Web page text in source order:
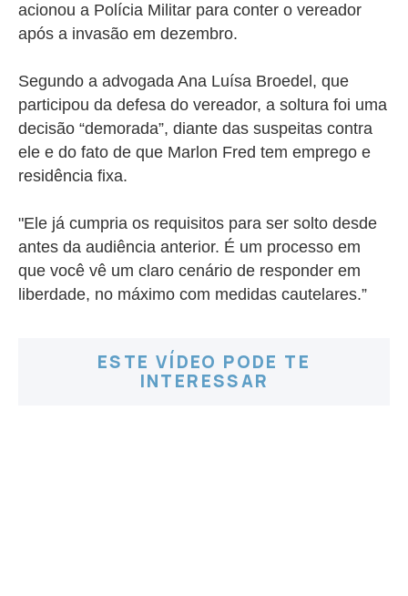
acionou a Polícia Militar para conter o vereador
após a invasão em dezembro.
Segundo a advogada Ana Luísa Broedel, que
participou da defesa do vereador, a soltura foi uma
decisão “demorada”, diante das suspeitas contra
ele e do fato de que Marlon Fred tem emprego e
residência fixa.
"Ele já cumpria os requisitos para ser solto desde
antes da audiência anterior. É um processo em
que você vê um claro cenário de responder em
liberdade, no máximo com medidas cautelares.”
ESTE VÍDEO PODE TE
INTERESSAR